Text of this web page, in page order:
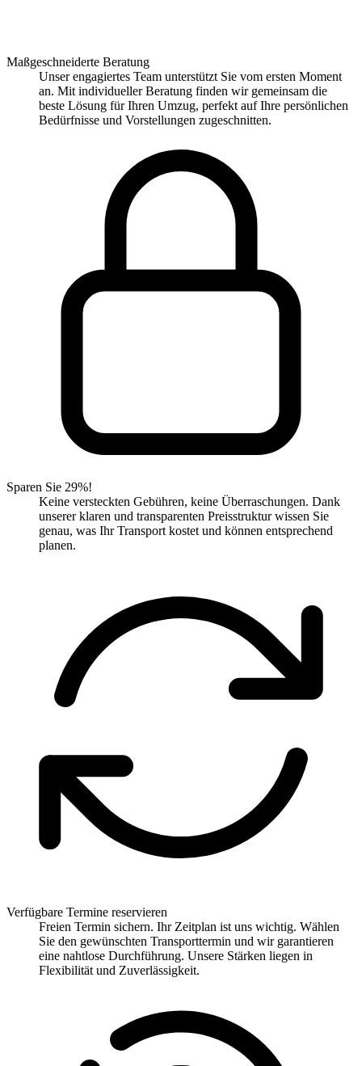
Maßgeschneiderte Beratung
Unser engagiertes Team unterstützt Sie vom ersten Moment
an. Mit individueller Beratung finden wir gemeinsam die
beste Lösung für Ihren Umzug, perfekt auf Ihre persönlichen
Bedürfnisse und Vorstellungen zugeschnitten.
Sparen Sie 29%!
Keine versteckten Gebühren, keine Überraschungen. Dank
unserer klaren und transparenten Preisstruktur wissen Sie
genau, was Ihr Transport kostet und können entsprechend
planen.
Verfügbare Termine reservieren
Freien Termin sichern. Ihr Zeitplan ist uns wichtig. Wählen
Sie den gewünschten Transporttermin und wir garantieren
eine nahtlose Durchführung. Unsere Stärken liegen in
Flexibilität und Zuverlässigkeit.